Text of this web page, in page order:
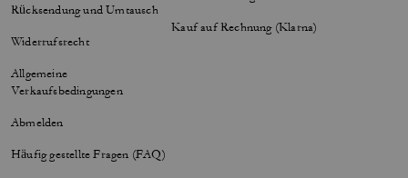
Rücksendung und Umtausch
Widerrufsrecht
Allgemeine
Verkaufsbedingungen
Abmelden
Häufig gestellte Fragen (FAQ)
Kauf auf Rechnung (Klarna)